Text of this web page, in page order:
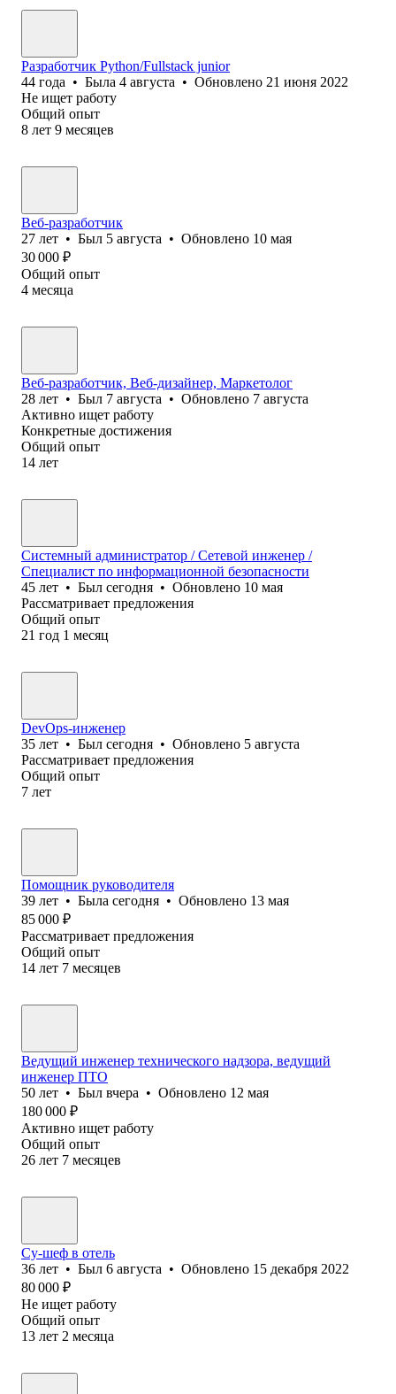
Разработчик Python/Fullstack junior
44 года • Была 4 августа • Обновлено 21 июня 2022
Не ищет работу
Общий опыт
8 лет 9 месяцев
Веб-разработчик
27 лет • Был 5 августа • Обновлено 10 мая
30 000 ₽
Общий опыт
4 месяца
Веб-разработчик, Веб-дизайнер, Маркетолог
28 лет • Был 7 августа • Обновлено 7 августа
Активно ищет работу
Конкретные достижения
Общий опыт
14 лет
Системный администратор / Сетевой инженер /
Специалист по информационной безопасности
45 лет • Был сегодня • Обновлено 10 мая
Рассматривает предложения
Общий опыт
21 год 1 месяц
DevOps-инженер
35 лет • Был сегодня • Обновлено 5 августа
Рассматривает предложения
Общий опыт
7 лет
Помощник руководителя
39 лет • Была сегодня • Обновлено 13 мая
85 000 ₽
Рассматривает предложения
Общий опыт
14 лет 7 месяцев
Ведущий инженер технического надзора, ведущий
инженер ПТО
50 лет • Был вчера • Обновлено 12 мая
180 000 ₽
Активно ищет работу
Общий опыт
26 лет 7 месяцев
Су-шеф в отель
36 лет • Был 6 августа • Обновлено 15 декабря 2022
80 000 ₽
Не ищет работу
Общий опыт
13 лет 2 месяца